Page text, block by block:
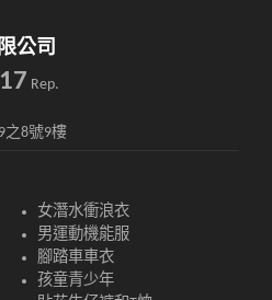
公司
Rep.
之8號9樓
女潛水衝浪衣
男運動機能服
腳踏車車衣
孩童青少年